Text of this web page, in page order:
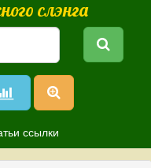
слэнга
ссылки